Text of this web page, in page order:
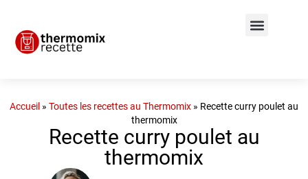
Accueil » Toutes les recettes au Thermomix » Recette curry poulet au
thermomix
Recette curry poulet au
thermomix